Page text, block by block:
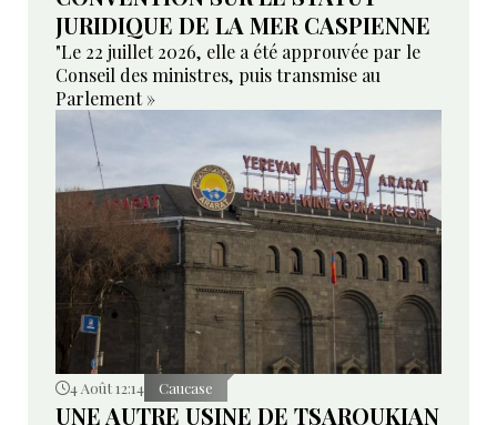
JURIDIQUE DE LA MER CASPIENNE
"Le 22 juillet 2026, elle a été approuvée par le
Conseil des ministres, puis transmise au
Parlement »
4 Août 12:14 Caucase
UNE AUTRE USINE DE TSAROUKIAN